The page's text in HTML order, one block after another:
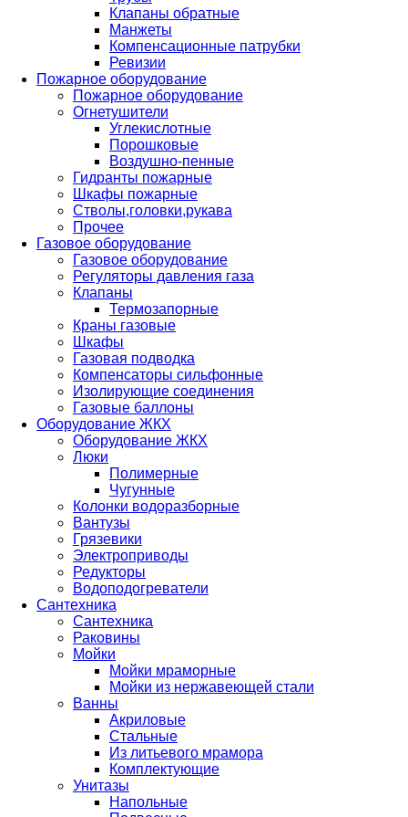
Клапаны обратные
Манжеты
Компенсационные патрубки
Ревизии
Пожарное оборудование
Пожарное оборудование
Огнетушители
Углекислотные
Порошковые
Воздушно-пенные
Гидранты пожарные
Шкафы пожарные
Стволы,головки,рукава
Прочее
Газовое оборудование
Газовое оборудование
Регуляторы давления газа
Клапаны
Термозапорные
Краны газовые
Шкафы
Газовая подводка
Компенсаторы сильфонные
Изолирующие соединения
Газовые баллоны
Оборудование ЖКХ
Оборудование ЖКХ
Люки
Полимерные
Чугунные
Колонки водоразборные
Вантузы
Грязевики
Электроприводы
Редукторы
Водоподогреватели
Сантехника
Сантехника
Раковины
Мойки
Мойки мраморные
Мойки из нержавеющей стали
Ванны
Акриловые
Стальные
Из литьевого мрамора
Комплектующие
Унитазы
Напольные